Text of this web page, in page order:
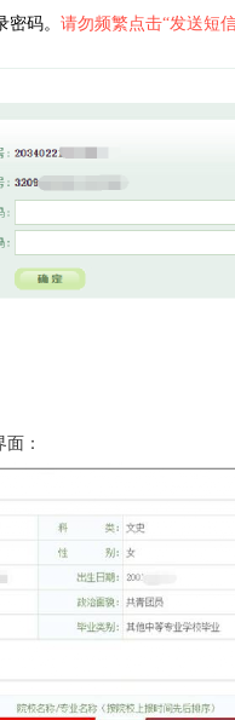
码。 请勿频繁点击“发送短
：